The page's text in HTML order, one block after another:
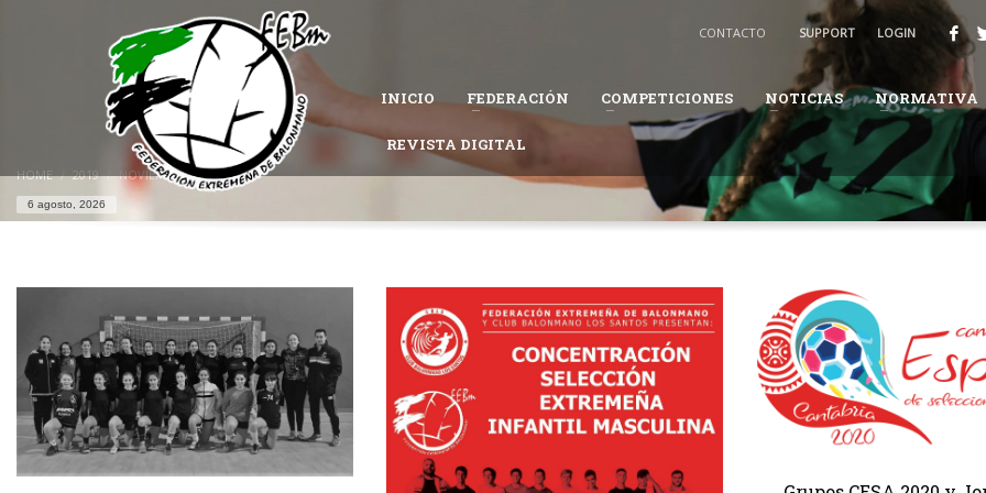
CÓMO AFILIARSE A LA FEDERACIÓN EXTREMEÑA DE BALONMANO
Completa el formulario de afiliación Recibirás un email para confirmar tu solicitud.
Permanece atento al estado de tu solicitud, es posible que la Federación te pueda solicitar información adicional para completar tus datos.
Si tienes problemas con tu afiliación,contacta con nosotrosy te ayudaremos en el proceso.
CONTACTO SUPPORT LOGIN
INICIO FEDERACIÓN COMPETICIONES NOTICIAS NORMATIVA
REVISTA DIGITAL
HOME 2019 NOVIEMBRE
6 agosto, 2026